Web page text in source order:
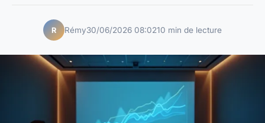
R Rémy30/06/2026 08:0210 min de lecture